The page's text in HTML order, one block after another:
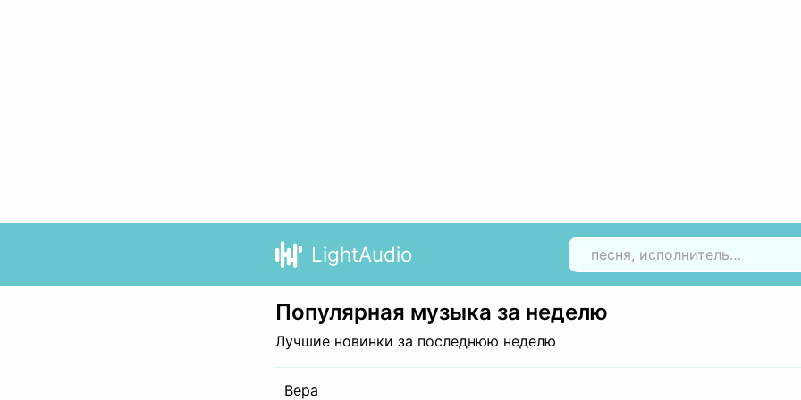
LightAudio
Популярная музыка за неделю
Лучшие новинки за последнюю неделю
Вера